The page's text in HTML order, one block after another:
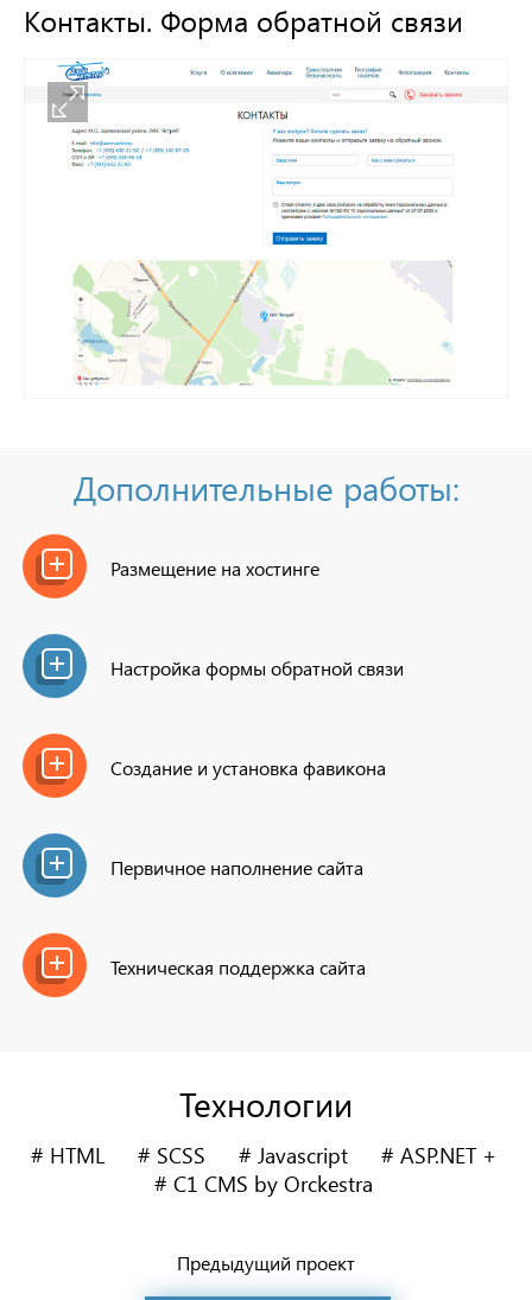
Контакты. Форма обратной связи
Дополнительные работы:
Размещение на хостинге
Настройка формы обратной связи
Создание и установка фавикона
Первичное наполнение сайта
Техническая поддержка сайта
Технологии
HTML SCSS Javascript
ASP.NET +
C1 CMS by Orckestra
Предыдущий проект